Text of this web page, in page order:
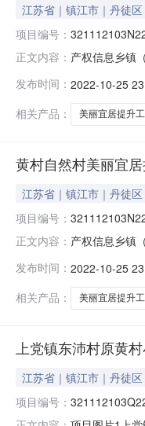
江苏省｜镇江市｜丹徒区
项目编号：
正文内容： 产权信息乡镇
表：建设方信
发布时间： 2022-10-25
相关产品：
美丽宜居提升
黄村自然村美丽宜
江苏省｜镇江市｜丹徒区
项目编号：
正文内容： 产权信息乡镇
表：建设方信
发布时间： 2022-10-25
相关产品：
美丽宜居提升
上党镇东沛村原黄
江苏省｜镇江市｜丹徒区
项目编号：